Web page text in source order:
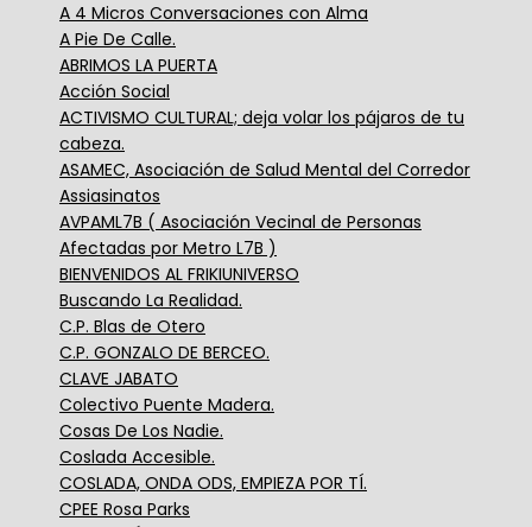
A 4 Micros Conversaciones con Alma
A Pie De Calle.
ABRIMOS LA PUERTA
Acción Social
ACTIVISMO CULTURAL; deja volar los pájaros de tu
cabeza.
ASAMEC, Asociación de Salud Mental del Corredor
Assiasinatos
AVPAML7B ( Asociación Vecinal de Personas
Afectadas por Metro L7B )
BIENVENIDOS AL FRIKIUNIVERSO
Buscando La Realidad.
C.P. Blas de Otero
C.P. GONZALO DE BERCEO.
CLAVE JABATO
Colectivo Puente Madera.
Cosas De Los Nadie.
Coslada Accesible.
COSLADA, ONDA ODS, EMPIEZA POR TÍ.
CPEE Rosa Parks